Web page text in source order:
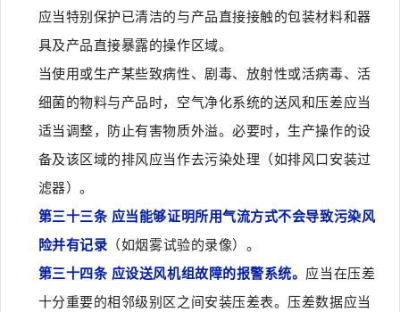
应当特别保护已清洁的与产品直接接触的包装材料和器
具及产品直接暴露的操作区域。
当使用或生产某些致病性、剧毒、放射性或活病毒、活
细菌的物料与产品时，空气净化系统的送风和压差应当
适当调整，防止有害物质外溢。必要时，生产操作的设
备及该区域的排风应当作去污染处理（如排风口安装过
滤器）。
第三十三条 应当能够证明所用气流方式不会导致污染风
险并有记录 （如烟雾试验的录像）。
第三十四条 应设送风机组故障的报警系统。 应当在压差
十分重要的相邻级别区之间安装压差表。压差数据应当